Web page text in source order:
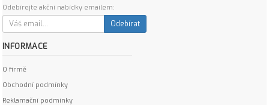
Odebírejte akční nabídky emailem:
Odebírat
INFORMACE
O firmě
Obchodní podmínky
Reklamační podmínky